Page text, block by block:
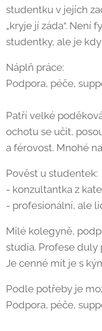
studentku v jejích
„kryje jí záda“. Není
studentky, ale je
Náplň práce:
Podpora, péče,
Patří velké
ochotu se učit,
a férovost. Mnohé
Pověst u studentek:
- konzultantka z
- profesionální, ale
Milé kolegyně,
studia. Profese duly
Je cenné mít je s
Podle potřeby je
Podpora, péče,